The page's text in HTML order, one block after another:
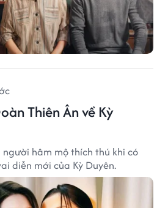
Thiên Ân về Kỳ
hâm mộ thích thú khi có
diễn mới của Kỳ Duyên.